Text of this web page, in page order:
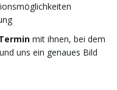
mit ihnen, bei dem
uns ein genaues Bild